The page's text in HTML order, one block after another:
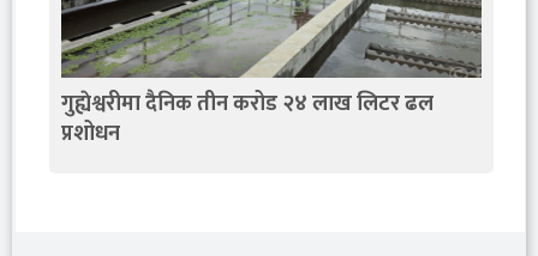
गुह्येश्वरीमा दैनिक तीन करोड २४ लाख लिटर ढल
प्रशोधन